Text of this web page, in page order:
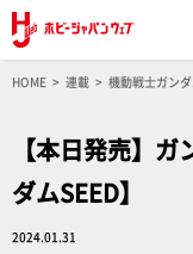
HOME 連載 機動戦士ガン
【本日発売】
ダムSEED】
2024.01.31